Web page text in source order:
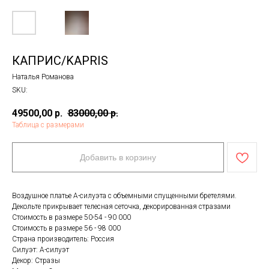
КАПРИС/KAPRIS
Наталья Романова
SKU:
49500,00 р. 83000,00 р.
Таблица с размерами
Добавить в корзину
Воздушное платье А-силуэта с объемными спущенными бретелями.
Декольте прикрывает телесная сеточка, декорированная стразами
Стоимость в размере 50-54 - 90 000
Стоимость в размере 56 - 98 000
Страна производитель: Россия
Силуэт: А-силуэт
Декор: Стразы